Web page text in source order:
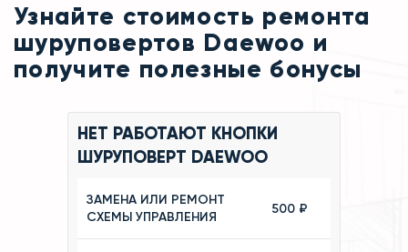
Узнайте стоимость ремонта
шуруповертов Daewoo и
получите полезные бонусы
НЕТ РАБОТАЮТ КНОПКИ
ШУРУПОВЕРТ DAEWOO
ЗАМЕНА ИЛИ РЕМОНТ
СХЕМЫ УПРАВЛЕНИЯ
500 ₽